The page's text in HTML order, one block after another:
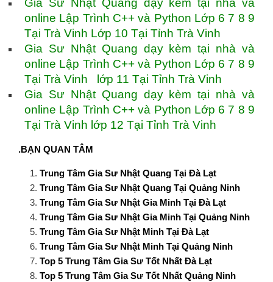
Gia Sư Nhật Quang dạy kèm tại nhà và
online Lập Trình C++ và Python Lớp 6 7 8 9
Tại Trà Vinh Lớp 10 Tại Tỉnh Trà Vinh
Gia Sư Nhật Quang dạy kèm tại nhà và
online Lập Trình C++ và Python Lớp 6 7 8 9
Tại Trà Vinh lớp 11 Tại Tỉnh Trà Vinh
Gia Sư Nhật Quang dạy kèm tại nhà và
online Lập Trình C++ và Python Lớp 6 7 8 9
Tại Trà Vinh lớp 12 Tại Tỉnh Trà Vinh
.BẠN QUAN TÂM
Trung Tâm Gia Sư Nhật Quang Tại Đà Lạt
Trung Tâm Gia Sư Nhật Quang Tại Quảng Ninh
Trung Tâm Gia Sư Nhật Gia Minh Tại Đà Lạt
Trung Tâm Gia Sư Nhật Gia Minh Tại Quảng Ninh
Trung Tâm Gia Sư Nhật Minh Tại Đà Lạt
Trung Tâm Gia Sư Nhật Minh Tại Quảng Ninh
Top 5 Trung Tâm Gia Sư Tốt Nhất Đà Lạt
Top 5 Trung Tâm Gia Sư Tốt Nhất Quảng Ninh